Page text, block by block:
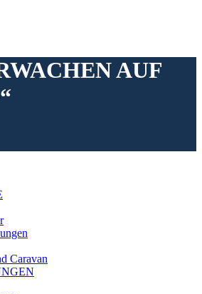
AUF
Caravan